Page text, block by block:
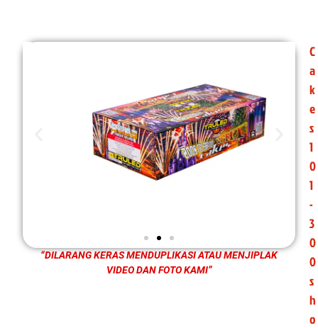
“DILARANG KERAS MENDUPLIKASI ATAU MENJIPLAK
VIDEO DAN FOTO KAMI”
C
a
k
e
s
1
0
1
-
3
0
0
s
h
o